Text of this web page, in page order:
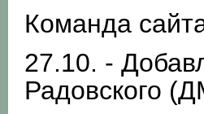
Команда
27.10. -
Радовского